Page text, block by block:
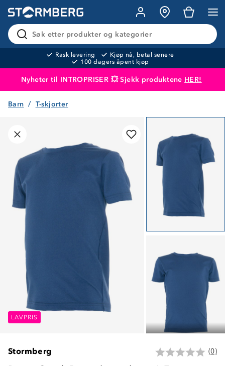
Søk etter produkter og kategorier
Rask levering
Kjøp nå, betal senere
100 dagers åpent kjøp
Nyheter til INTROPRISER 💥 Sjekk produktene HER!
Produktet er lagt i handlekurven
Barn T-skjorter
LAVPRIS LAVPRIS
LAVPRIS
Stormberg (0)